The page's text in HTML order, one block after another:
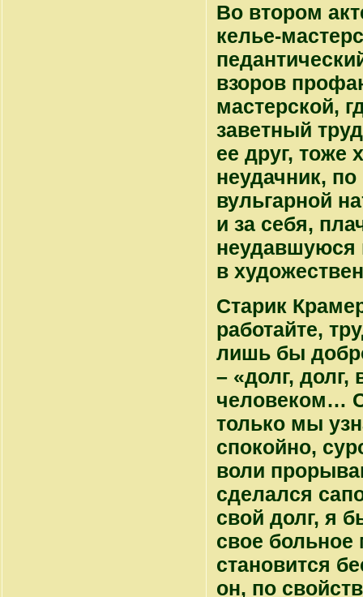
Во втором
келье-
взоров
мастерской,
заветный
ее друг, тоже
неудачник,
вульгарной
и за себя,
неудавшуюся
в
Старик
работайте,
лишь бы
– «долг, долг,
человеком…
только мы
спокойно,
воли
сделался
свой долг, я
свое больное
становится
он, по